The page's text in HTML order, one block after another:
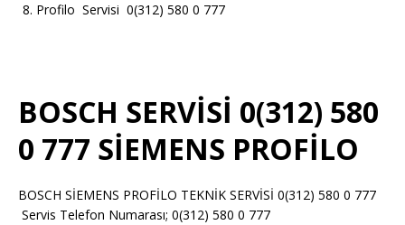
Profilo Servisi 0(312) 580 0 777
BOSCH SERVİSİ 0(312) 580
0 777 SİEMENS PROFİLO
BOSCH SİEMENS PROFİLO TEKNİK SERVİSİ 0(312) 580 0 777
Servis Telefon Numarası; 0(312) 580 0 777